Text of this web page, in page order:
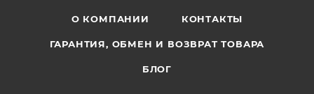
О КОМПАНИИ КОНТАКТЫ
ГАРАНТИЯ, ОБМЕН И ВОЗВРАТ ТОВАРА
БЛОГ